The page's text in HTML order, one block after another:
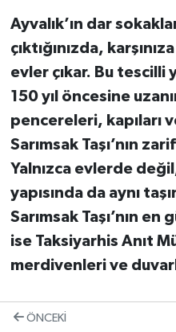
Ayvalık’ın dar
çıktığınızda,
evler çıkar. Bu tescilli
150 yıl öncesine
pencereleri, kapıları
Sarımsak Taşı’nın
Yalnızca evlerde
yapısında da aynı
Sarımsak Taşı’nın
ise Taksiyarhis Anıt
merdivenleri ve
ÖNCEKI